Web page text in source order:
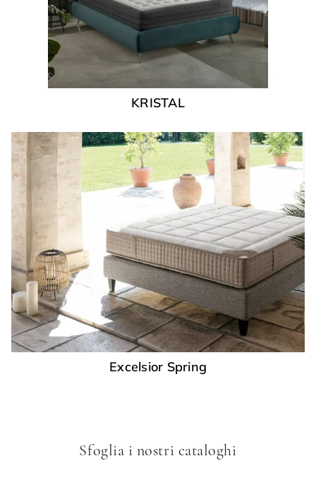
KRISTAL
Excelsior Spring
Sfoglia i nostri cataloghi